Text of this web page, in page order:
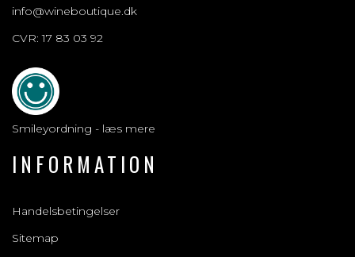
info@wineboutique.dk
CVR: 17 83 03 92
Smileyordning - læs mere
INFORMATION
Handelsbetingelser
Sitemap